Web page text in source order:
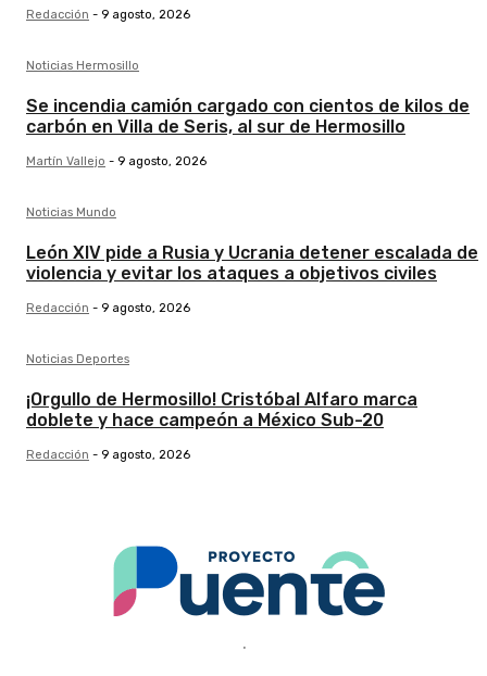
Redacción - 9 agosto, 2026
Noticias Hermosillo
Se incendia camión cargado con cientos de kilos de
carbón en Villa de Seris, al sur de Hermosillo
Martín Vallejo - 9 agosto, 2026
Noticias Mundo
León XIV pide a Rusia y Ucrania detener escalada de
violencia y evitar los ataques a objetivos civiles
Redacción - 9 agosto, 2026
Noticias Deportes
¡Orgullo de Hermosillo! Cristóbal Alfaro marca
doblete y hace campeón a México Sub-20
Redacción - 9 agosto, 2026
.